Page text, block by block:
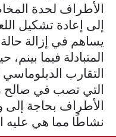
الأطراف لحدة
إلى إعادة تشكيل
يساهم في إزالة
المتبادلة فيما
التقارب الدبلوماسي
التي تصب في صالح
الأطراف بحاجة إلى
نشاطًا مما هي عليه